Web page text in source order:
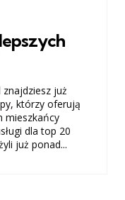
już
którzy oferują
mieszkańcy
dla top 20
już ponad...